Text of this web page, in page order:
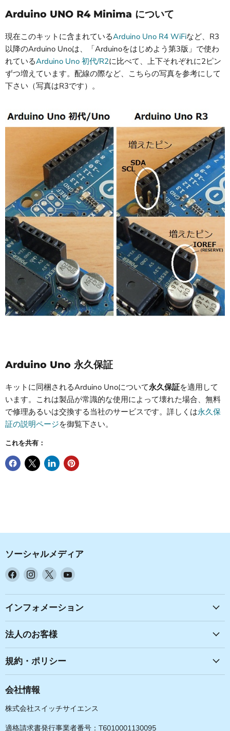
Arduino UNO R4 Minima について
現在このキットに含まれているArduino Uno R4 WiFiなど、R3
以降のArduino Unoは、「Arduinoをはじめよう第3版」で使わ
れているArduino Uno 初代/R2に比べて、上下それぞれに2ピン
ずつ増えています。配線の際など、こちらの写真を参考にして
下さい（写真はR3です）。
Arduino Uno 永久保証
キットに同梱されるArduino Unoについて永久保証を適用して
います。これは製品が常識的な使用によって壊れた場合、無料
で修理あるいは交換する当社のサービスです。詳しくは永久保
証の説明ページを御覧下さい。
これを共有：
ソーシャルメディア
Facebook
見
つ
く
だ
さ
い
Instagram
見
つ
て
く
だ
さ
い
X
見
つ
て
く
だ
さ
い
YouTube
見
つ
だ
い
インフォメーション
法人のお客様
規約・ポリシー
会社情報
株式会社スイッチサイエンス
適格請求書発行事業者番号：T6010001130095